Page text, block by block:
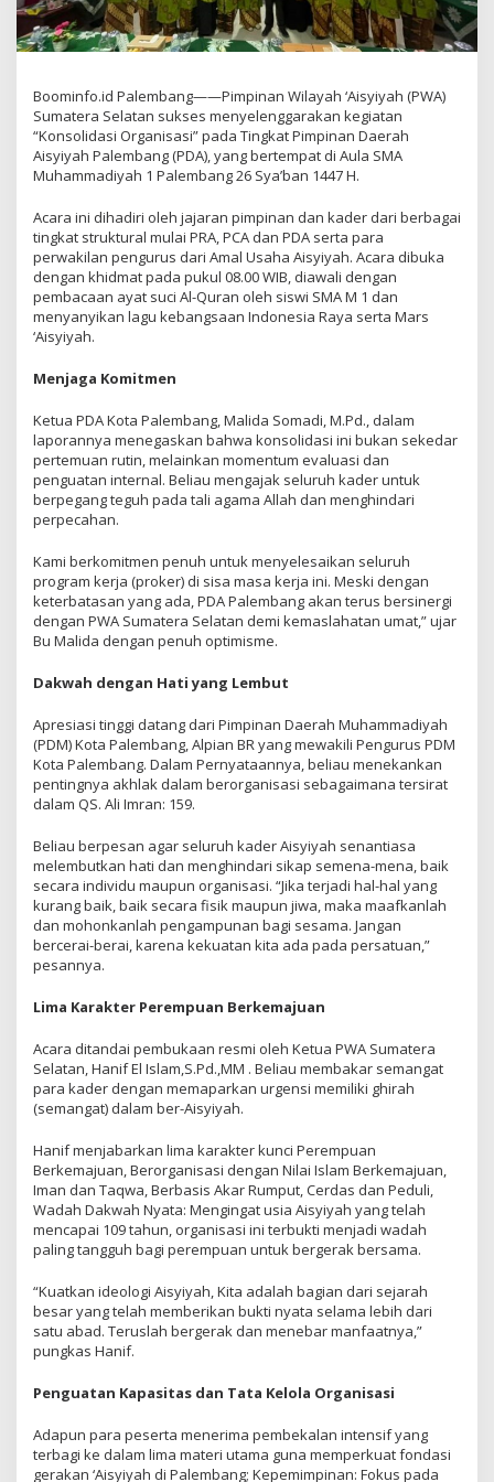
Boominfo.id Palembang——Pimpinan Wilayah ‘Aisyiyah (PWA)
Sumatera Selatan sukses menyelenggarakan kegiatan
“Konsolidasi Organisasi” pada Tingkat Pimpinan Daerah
Aisyiyah Palembang (PDA), yang bertempat di Aula SMA
Muhammadiyah 1 Palembang 26 Sya’ban 1447 H.
Acara ini dihadiri oleh jajaran pimpinan dan kader dari berbagai
tingkat struktural mulai PRA, PCA dan PDA serta para
perwakilan pengurus dari Amal Usaha Aisyiyah. Acara dibuka
dengan khidmat pada pukul 08.00 WIB, diawali dengan
pembacaan ayat suci Al-Quran oleh siswi SMA M 1 dan
menyanyikan lagu kebangsaan Indonesia Raya serta Mars
‘Aisyiyah.
Menjaga Komitmen
Ketua PDA Kota Palembang, Malida Somadi, M.Pd., dalam
laporannya menegaskan bahwa konsolidasi ini bukan sekedar
pertemuan rutin, melainkan momentum evaluasi dan
penguatan internal. Beliau mengajak seluruh kader untuk
berpegang teguh pada tali agama Allah dan menghindari
perpecahan.
Kami berkomitmen penuh untuk menyelesaikan seluruh
program kerja (proker) di sisa masa kerja ini. Meski dengan
keterbatasan yang ada, PDA Palembang akan terus bersinergi
dengan PWA Sumatera Selatan demi kemaslahatan umat,” ujar
Bu Malida dengan penuh optimisme.
Dakwah dengan Hati yang Lembut
Apresiasi tinggi datang dari Pimpinan Daerah Muhammadiyah
(PDM) Kota Palembang, Alpian BR yang mewakili Pengurus PDM
Kota Palembang. Dalam Pernyataannya, beliau menekankan
pentingnya akhlak dalam berorganisasi sebagaimana tersirat
dalam QS. Ali Imran: 159.
Beliau berpesan agar seluruh kader Aisyiyah senantiasa
melembutkan hati dan menghindari sikap semena-mena, baik
secara individu maupun organisasi. “Jika terjadi hal-hal yang
kurang baik, baik secara fisik maupun jiwa, maka maafkanlah
dan mohonkanlah pengampunan bagi sesama. Jangan
bercerai-berai, karena kekuatan kita ada pada persatuan,”
pesannya.
Lima Karakter Perempuan Berkemajuan
Acara ditandai pembukaan resmi oleh Ketua PWA Sumatera
Selatan, Hanif El Islam,S.Pd.,MM . Beliau membakar semangat
para kader dengan memaparkan urgensi memiliki ghirah
(semangat) dalam ber-Aisyiyah.
Hanif menjabarkan lima karakter kunci Perempuan
Berkemajuan, Berorganisasi dengan Nilai Islam Berkemajuan,
Iman dan Taqwa, Berbasis Akar Rumput, Cerdas dan Peduli,
Wadah Dakwah Nyata: Mengingat usia Aisyiyah yang telah
mencapai 109 tahun, organisasi ini terbukti menjadi wadah
paling tangguh bagi perempuan untuk bergerak bersama.
“Kuatkan ideologi Aisyiyah, Kita adalah bagian dari sejarah
besar yang telah memberikan bukti nyata selama lebih dari
satu abad. Teruslah bergerak dan menebar manfaatnya,”
pungkas Hanif.
Penguatan Kapasitas dan Tata Kelola Organisasi
Adapun para peserta menerima pembekalan intensif yang
terbagi ke dalam lima materi utama guna memperkuat fondasi
gerakan ‘Aisyiyah di Palembang; Kepemimpinan: Fokus pada